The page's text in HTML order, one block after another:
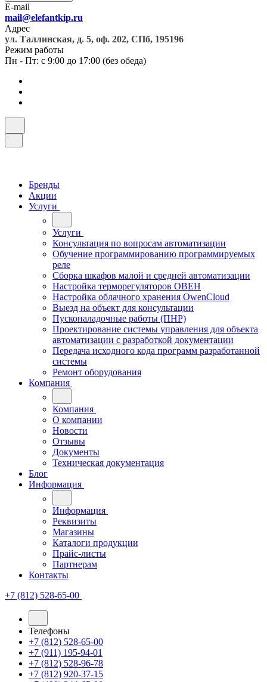
E-mail
mail@elefantkip.ru
Адрес
ул. Таллинская, д. 5, оф. 202, СПб, 195196
Режим работы
Пн - Пт: с 9:00 до 17:00 (без обеда)
Бренды
Акции
Услуги
Услуги
Консультация по вопросам автоматизации
Обучение программированию программируемых
реле
Сборка шкафов малой и средней автоматизации
Настройка терморегуляторов ОВЕН
Настройка облачного хранения OwenCloud
Выезд на объект для консультации
Пусконаладочные работы (ПНР)
Проектирование системы управления для объекта
автоматизации с разработкой документации
Передача исходного кода программ разработанной
системы
Ремонт оборудования
Компания
Компания
О компании
Новости
Отзывы
Документы
Техническая документация
Блог
Информация
Информация
Реквизиты
Магазины
Каталоги продукции
Прайс-листы
Партнерам
Контакты
+7 (812) 528-65-00
Телефоны
+7 (812) 528-65-00
+7 (911) 195-94-01
+7 (812) 528-96-78
+7 (812) 920-37-15